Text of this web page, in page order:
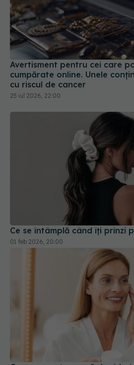
Avertisment pentru cei care
cumpărate online. Unele
cu riscul de cancer
25 iul 2026, 22:00
Ce se întâmplă când îți prinzi
Crema care te scapă de riduri
aspectul tenului. Cum
păpădie tenul matur
14 mai 2026, 15:51